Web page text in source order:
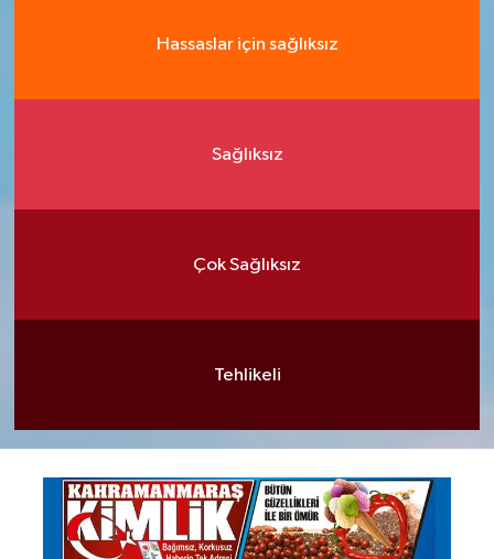
Hassaslar için sağlıksız
Sağlıksız
Çok Sağlıksız
Tehlikeli